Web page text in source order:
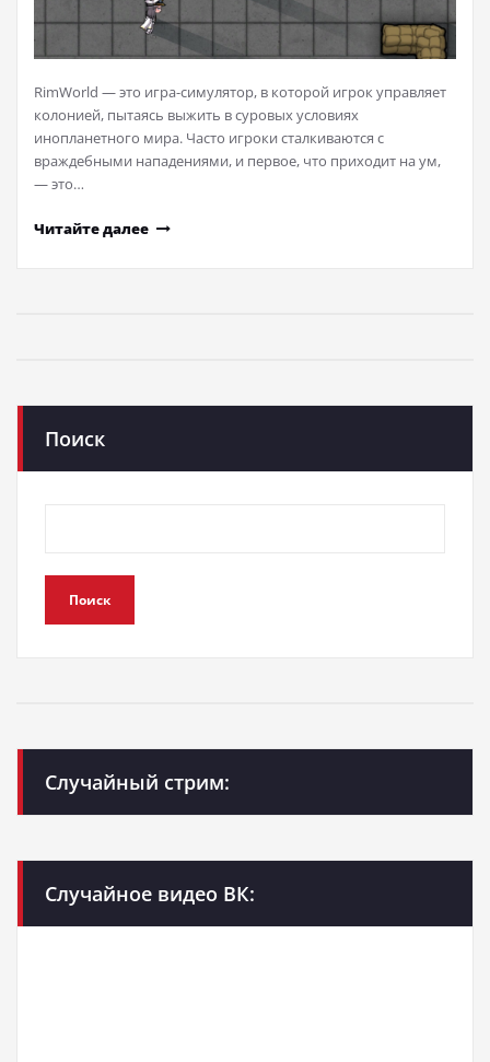
RimWorld — это игра-симулятор, в которой игрок управляет
колонией, пытаясь выжить в суровых условиях
инопланетного мира. Часто игроки сталкиваются с
враждебными нападениями, и первое, что приходит на ум,
— это…
Читайте далее
Поиск
Поиск
Случайный стрим:
Случайное видео ВК: